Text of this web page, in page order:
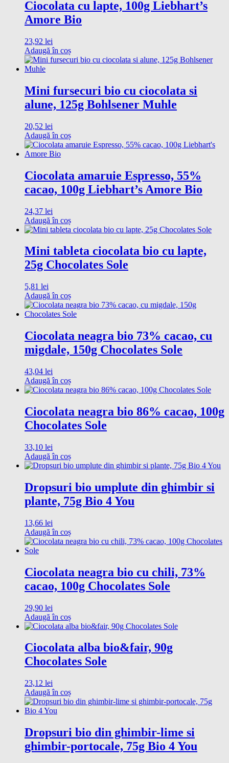
Ciocolata cu lapte, 100g Liebhart’s
Amore Bio
23,92 lei
Adaugă în coș
Mini fursecuri bio cu ciocolata si
alune, 125g Bohlsener Muhle
20,52 lei
Adaugă în coș
Ciocolata amaruie Espresso, 55%
cacao, 100g Liebhart’s Amore Bio
24,37 lei
Adaugă în coș
Mini tableta ciocolata bio cu lapte,
25g Chocolates Sole
5,81 lei
Adaugă în coș
Ciocolata neagra bio 73% cacao, cu
migdale, 150g Chocolates Sole
43,04 lei
Adaugă în coș
Ciocolata neagra bio 86% cacao, 100g
Chocolates Sole
33,10 lei
Adaugă în coș
Dropsuri bio umplute din ghimbir si
plante, 75g Bio 4 You
13,66 lei
Adaugă în coș
Ciocolata neagra bio cu chili, 73%
cacao, 100g Chocolates Sole
29,90 lei
Adaugă în coș
Ciocolata alba bio&fair, 90g
Chocolates Sole
23,12 lei
Adaugă în coș
Dropsuri bio din ghimbir-lime si
ghimbir-portocale, 75g Bio 4 You